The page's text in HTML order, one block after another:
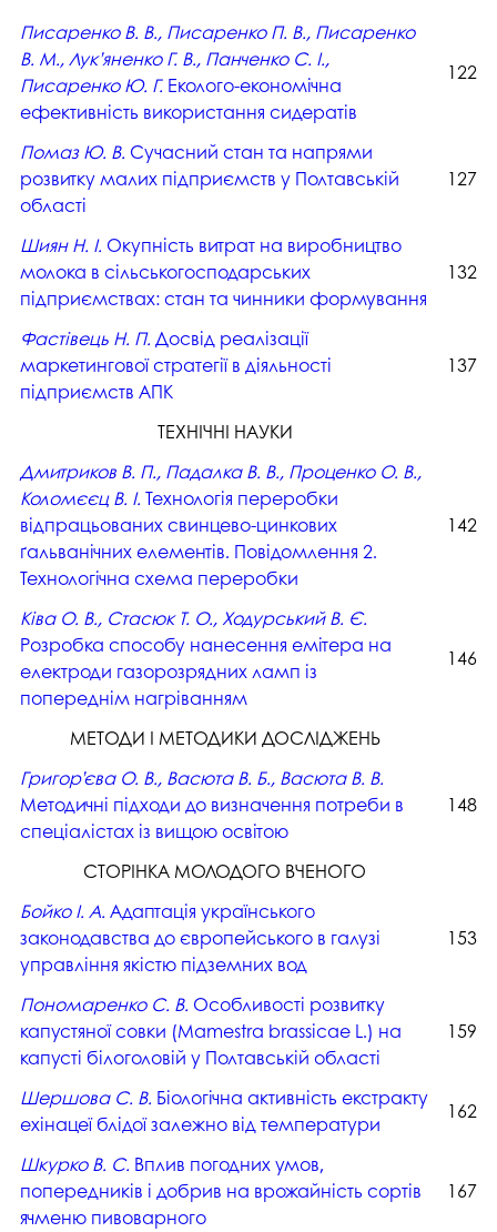
Писаренко В. В., Писаренко П. В., Писаренко
В. М., Лук’яненко Г. В., Панченко С. І.,
Писаренко Ю. Г. Еколого-економічна
ефективність використання сидератів
122
Помаз Ю. В. Сучасний стан та напрями
розвитку малих підприємств у Полтавській
області
127
Шиян Н. І. Окупність витрат на виробництво
молока в сільськогосподарських
підприємствах: стан та чинники формування
132
Фастівець Н. П. Досвід реалізації
маркетингової стратегії в діяльності
підприємств АПК
137
ТЕХНІЧНІ НАУКИ
Дмитриков В. П., Падалка В. В., Проценко О. В.,
Коломєєц В. І. Технологія переробки
відпрацьованих свинцево-цинкових
ґальванічних елементів. Повідомлення 2.
Технологічна схема переробки
142
Ківа О. В., Стасюк Т. О., Ходурський В. Є.
Розробка способу нанесення емітера на
електроди газорозрядних ламп із
попереднім нагріванням
146
МЕТОДИ І МЕТОДИКИ ДОСЛІДЖЕНЬ
Григор’єва О. В., Васюта В. Б., Васюта В. В.
Методичні підходи до визначення потреби в
спеціалістах із вищою освітою
148
СТОРІНКА МОЛОДОГО ВЧЕНОГО
Бойко І. А. Адаптація українського
законодавства до європейського в галузі
управління якістю підземних вод
153
Пономаренко С. В. Особливості розвитку
капустяної совки (Mamestra brassicae L.) на
капусті білоголовій у Полтавській області
159
Шершова С. В. Біологічна активність екстракту
ехінацеї блідої залежно від температури
162
Шкурко В. С. Вплив погодних умов,
попередників і добрив на врожайність сортів
ячменю пивоварного
167